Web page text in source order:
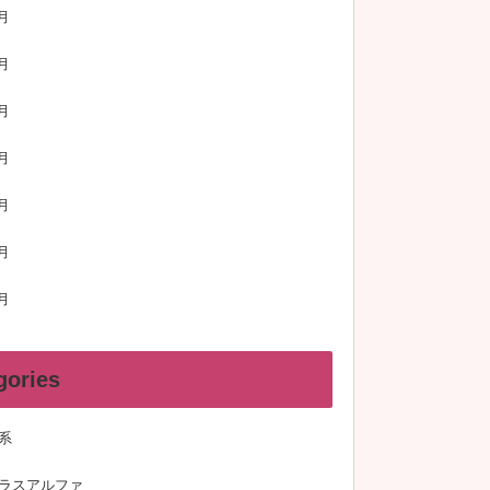
スアルファ